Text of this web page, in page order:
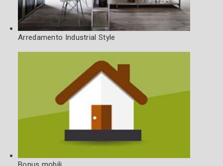
Arredamento Industrial Style